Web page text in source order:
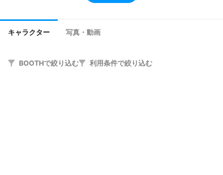
キャラクター 写真・動画
BOOTHで絞り込む 利用条件で絞り込む